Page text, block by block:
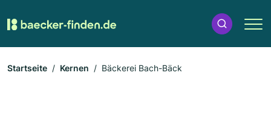
Startseite Kernen Bäckerei Bach-Bäck